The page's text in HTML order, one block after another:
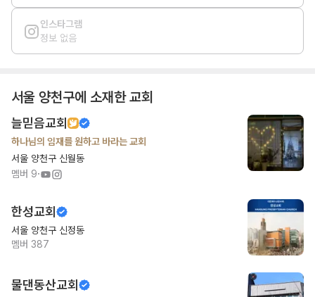
인스타그램
정보 없음
서울 양천구에 소재한 교회
늘믿음교회
하나님의 임재를 원하고 바라는 교회
서울 양천구 신월동
멤버 9·
한성교회
서울 양천구 신정동
멤버 387
물댄동산교회